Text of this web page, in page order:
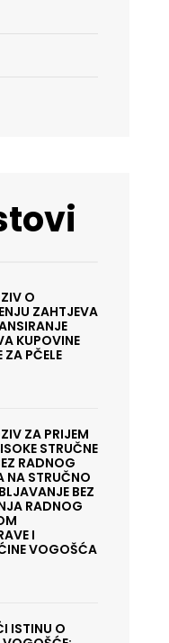
O
ZAHTJEVA
KUPOVINE
ZA PČELE
ZA PRIJEM
STRUČNE
RADNOG
NA STRUČNO
BEZ
RADNOG
I
VOGOŠĆA
ISTINU O